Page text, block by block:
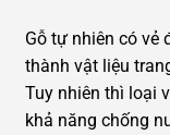
Gỗ tự nhiên có vẻ
thành vật liệu
Tuy nhiên thì loại
khả năng chống